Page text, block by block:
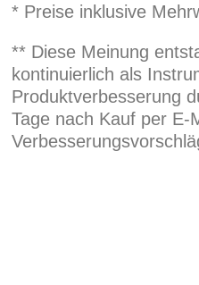
* Preise inklusive
** Diese Meinung
kontinuierlich als
Produktverbesserung
Tage nach Kauf per E-